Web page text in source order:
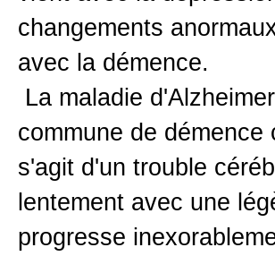
changements
avec la démence.
La maladie
commune de
s'agit d'un trouble
lentement avec une
progresse